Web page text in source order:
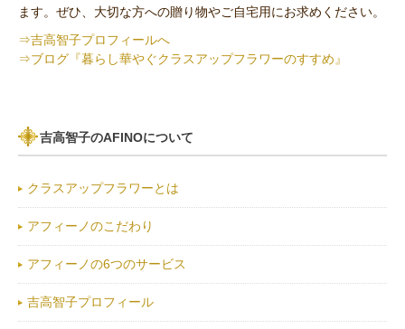
ます。ぜひ、大切な方への贈り物やご自宅用にお求めください。
⇒吉高智子プロフィールへ
⇒ブログ『暮らし華やぐクラスアップフラワーのすすめ』
吉高智子のAFINOについて
クラスアップフラワーとは
アフィーノのこだわり
アフィーノの6つのサービス
吉高智子プロフィール